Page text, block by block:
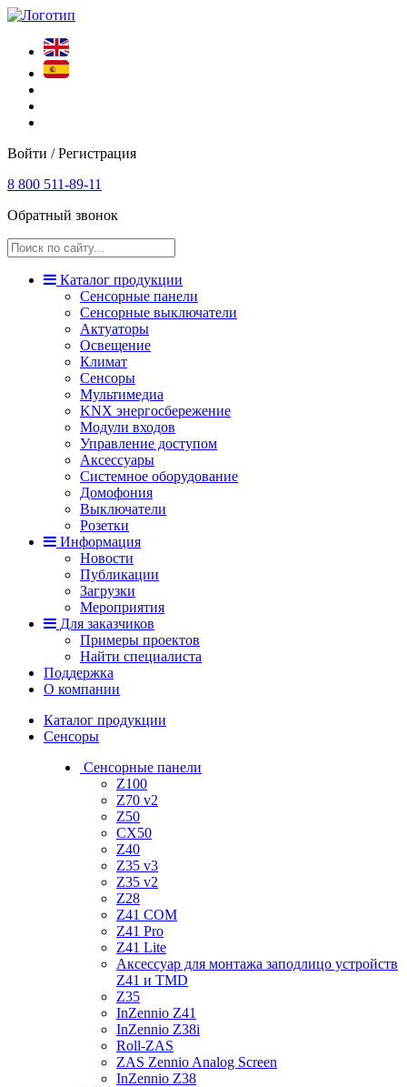
Войти / Регистрация
8 800 511-89-11
Обратный звонок
Каталог продукции
Сенсорные панели
Сенсорные выключатели
Актуаторы
Освещение
Климат
Сенсоры
Мультимедиа
KNX энергосбережение
Модули входов
Управление доступом
Аксессуары
Системное оборудование
Домофония
Выключатели
Розетки
Информация
Новости
Публикации
Загрузки
Мероприятия
Для заказчиков
Примеры проектов
Найти специалиста
Поддержка
О компании
Каталог продукции
Сенсоры
Сенсорные панели
Z100
Z70 v2
Z50
CX50
Z40
Z35 v3
Z35 v2
Z28
Z41 COM
Z41 Pro
Z41 Lite
Аксессуар для монтажа заподлицо устройств
Z41 и TMD
Z35
InZennio Z41
InZennio Z38i
Roll-ZAS
ZAS Zennio Analog Screen
InZennio Z38